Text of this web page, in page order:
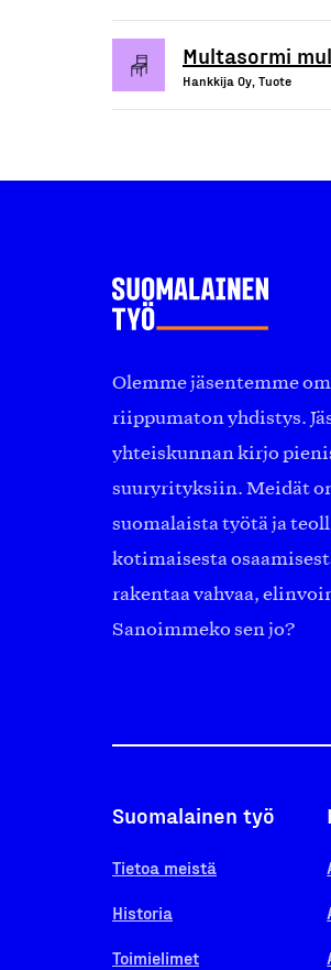
Multasormi
Hankkija Oy, Tuote
Olemme jäsentemme
riippumaton yhdistys.
yhteiskunnan kirjo
suuryrityksiin. Meidät
suomalaista työtä ja
kotimaisesta
rakentaa vahvaa,
Sanoimmeko sen jo?
Suomalainen työ
Tietoa meistä
Historia
Toimielimet